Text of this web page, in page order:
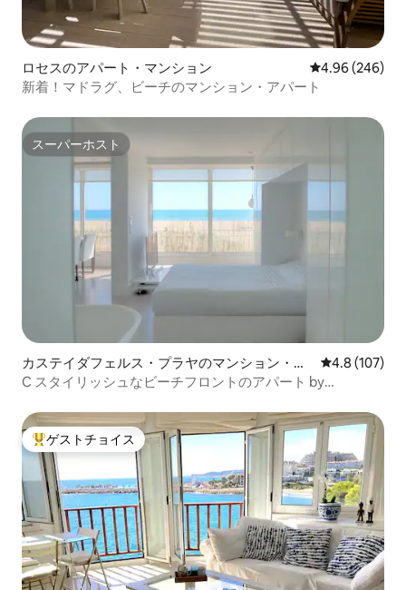
ロセスのアパート・マンション レビュー246
4.96 (246)
新着！マドラグ、ビーチのマンション・アパート
スーパーホスト
スーパーホスト
カステイダフェルス・プラヤのマンション・ア
パート
レビュー107
4.8 (107)
C スタイリッシュなビーチフロントのアパート by
大好評のゲストチョイスです。
ゲストチョイス